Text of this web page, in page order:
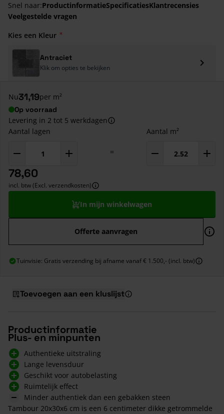
Snel naar:ProductinformatieSpecificatiesKlantrecensies
Veelgestelde vragen
Kies een Kleur
Antraciet
Klik om opties te bekijken
Nu31,19per m²
Op voorraad
Levering in 2 tot 5 werkdagen
Aantal lagen
=
Aantal m²
78,60
incl. btw (Excl. verzendkosten)
In mijn winkelwagen
Offerte aanvragen
Tuinvisie: Gratis verzending bij afname vanaf € 1.500,- (incl. btw)
Toevoegen aan een kluslijst
Productinformatie
Plus- en minpunten
Authentieke uitstraling
Lange levensduur
Geschikt voor autobelasting
Ruimtelijk effect
Minder authentiek dan een gebakken steen
Tambour 20x30x6 cm is een 6 centimeter dikke getrommelde